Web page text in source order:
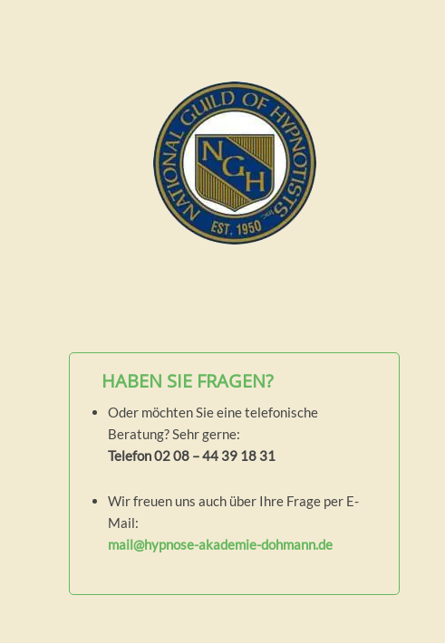
HABEN SIE FRAGEN?
Oder möchten Sie eine telefonische
Beratung? Sehr gerne:
Telefon 02 08 – 44 39 18 31
Wir freuen uns auch über Ihre Frage per E-
Mail:
mail@hypnose-akademie-dohmann.de